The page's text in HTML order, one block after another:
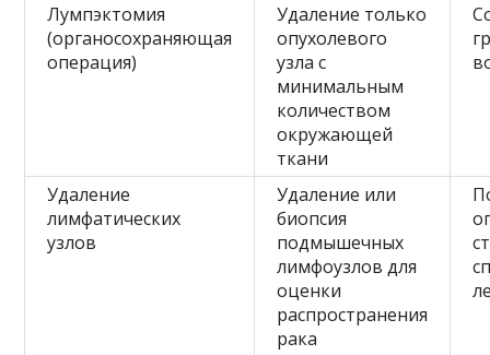
Лумпэктомия
(органосохраняющая
операция)
Удаление только
опухолевого
узла с
минимальным
количеством
окружающей
ткани
Удаление
лимфатических
узлов
Удаление или
биопсия
подмышечных
лимфоузлов для
оценки
распространения
рака